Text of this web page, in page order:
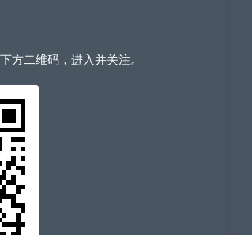
方二维码，进入并关注。